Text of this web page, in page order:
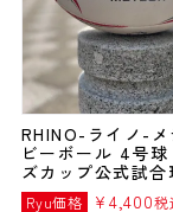
RHINO-ライノ-
ビーボール 4号球
ズカップ公式試合
Ryu価格 ¥ 4,400税